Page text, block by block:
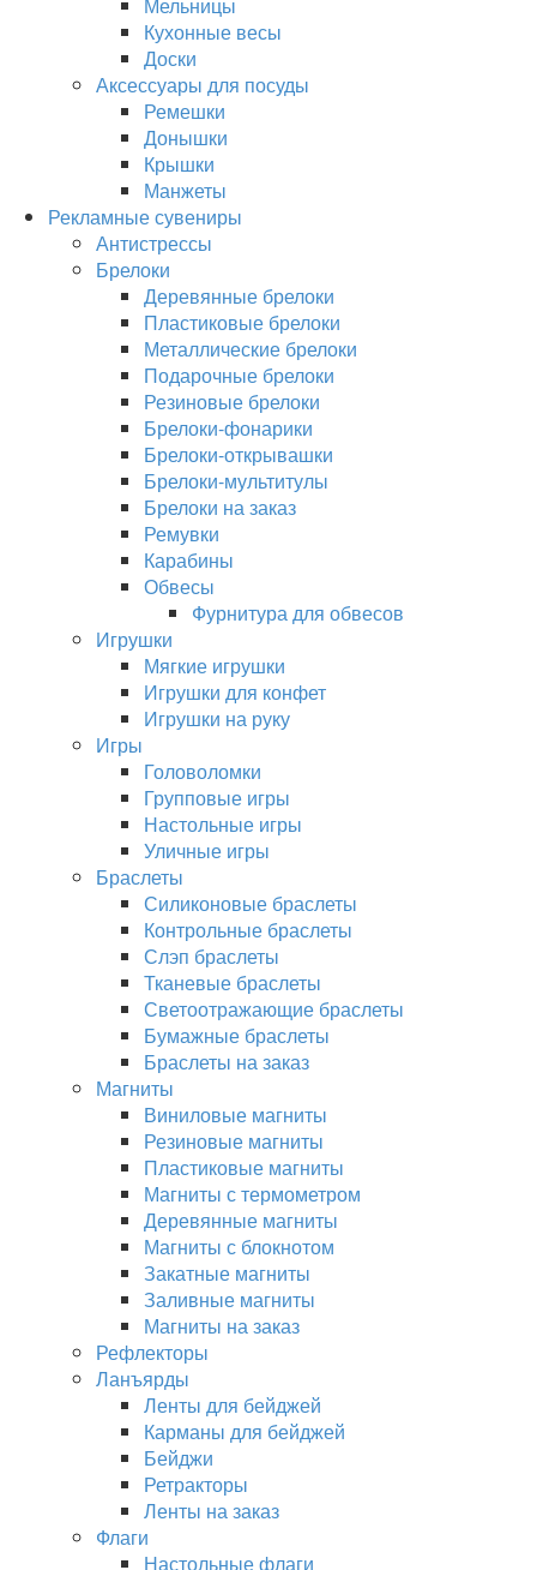
Кухонные весы
Доски
Аксессуары для посуды
Ремешки
Донышки
Крышки
Манжеты
Рекламные сувениры
Антистрессы
Брелоки
Деревянные брелоки
Пластиковые брелоки
Металлические брелоки
Подарочные брелоки
Резиновые брелоки
Брелоки-фонарики
Брелоки-открывашки
Брелоки-мультитулы
Брелоки на заказ
Ремувки
Карабины
Обвесы
Фурнитура для обвесов
Игрушки
Мягкие игрушки
Игрушки для конфет
Игрушки на руку
Игры
Головоломки
Групповые игры
Настольные игры
Уличные игры
Браслеты
Силиконовые браслеты
Контрольные браслеты
Слэп браслеты
Тканевые браслеты
Светоотражающие браслеты
Бумажные браслеты
Браслеты на заказ
Магниты
Виниловые магниты
Резиновые магниты
Пластиковые магниты
Магниты с термометром
Деревянные магниты
Магниты с блокнотом
Закатные магниты
Заливные магниты
Магниты на заказ
Рефлекторы
Ланъярды
Ленты для бейджей
Карманы для бейджей
Бейджи
Ретракторы
Ленты на заказ
Флаги
Настольные флаги